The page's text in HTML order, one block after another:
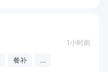
1小时前
餐补 ...